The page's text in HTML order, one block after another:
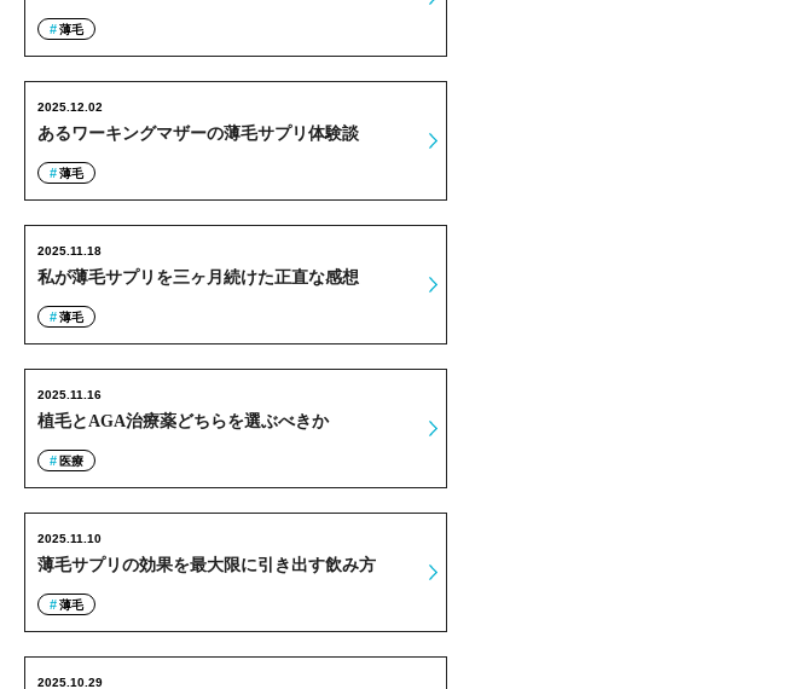
薄毛
あるワーキングマザーの薄毛サプリ体験談
2025.12.02
薄毛
私が薄毛サプリを三ヶ月続けた正直な感想
2025.11.18
薄毛
植毛とAGA治療薬どちらを選ぶべきか
2025.11.16
医療
薄毛サプリの効果を最大限に引き出す飲み方
2025.11.10
薄毛
2025.10.29